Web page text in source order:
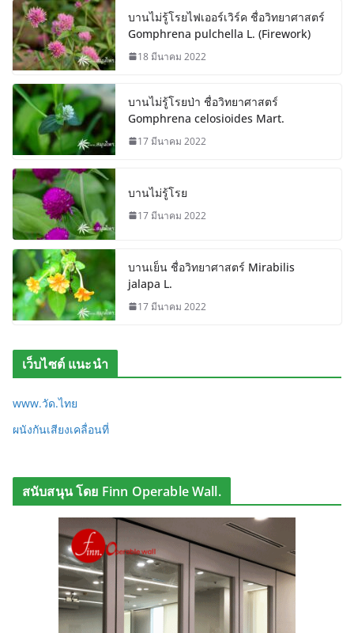
บานไม่รู้โรยไฟเออร์เวิร์ค ชื่อวิทยาศาสตร์
Gomphrena pulchella L. (Firework)
18 มีนาคม 2022
บานไม่รู้โรยป่า ชื่อวิทยาศาสตร์
Gomphrena celosioides Mart.
17 มีนาคม 2022
บานไม่รู้โรย
17 มีนาคม 2022
บานเย็น ชื่อวิทยาศาสตร์ Mirabilis
jalapa L.
17 มีนาคม 2022
เว็บไซต์ แนะนำ
www.วัด.ไทย
ผนังกันเสียงเคลื่อนที่
สนับสนุน โดย Finn Operable Wall.